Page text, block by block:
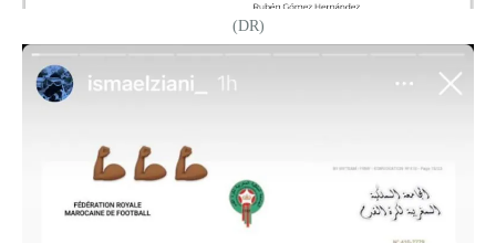
(DR)